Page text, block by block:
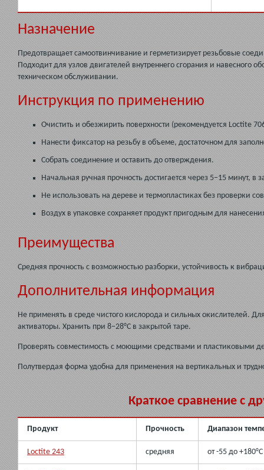
Назначение
Предотвращает самоотвинчивание и герметизирует резьбовые
Подходит для узлов двигателей внутреннего сгорания и навесного
техническом обслуживании.
Инструкция по применению
Очистить и обезжирить поверхности (рекомендуется Loctite
Нанести фиксатор на резьбу в объеме, достаточном для
Собрать соединение и оставить до отверждения.
Начальная ручная прочность достигается через 5–15 минут, в
Не использовать на дереве и термопластиках без проверки
Воздух в упаковке сохраняет продукт пригодным для
Преимущества
Средняя прочность с возможностью разборки, устойчивость к
Дополнительная информация
Не применять в среде чистого кислорода и сильных окислителей.
активаторы. Хранить при 8–28°C в закрытой таре.
Проверять совместимость с моющими средствами и пластиковыми
Полутвердая форма удобна для применения на вертикальных и
Краткое сравнение с
Продукт Прочность Диапазон
Loctite 243 средняя от -55 до +180°C